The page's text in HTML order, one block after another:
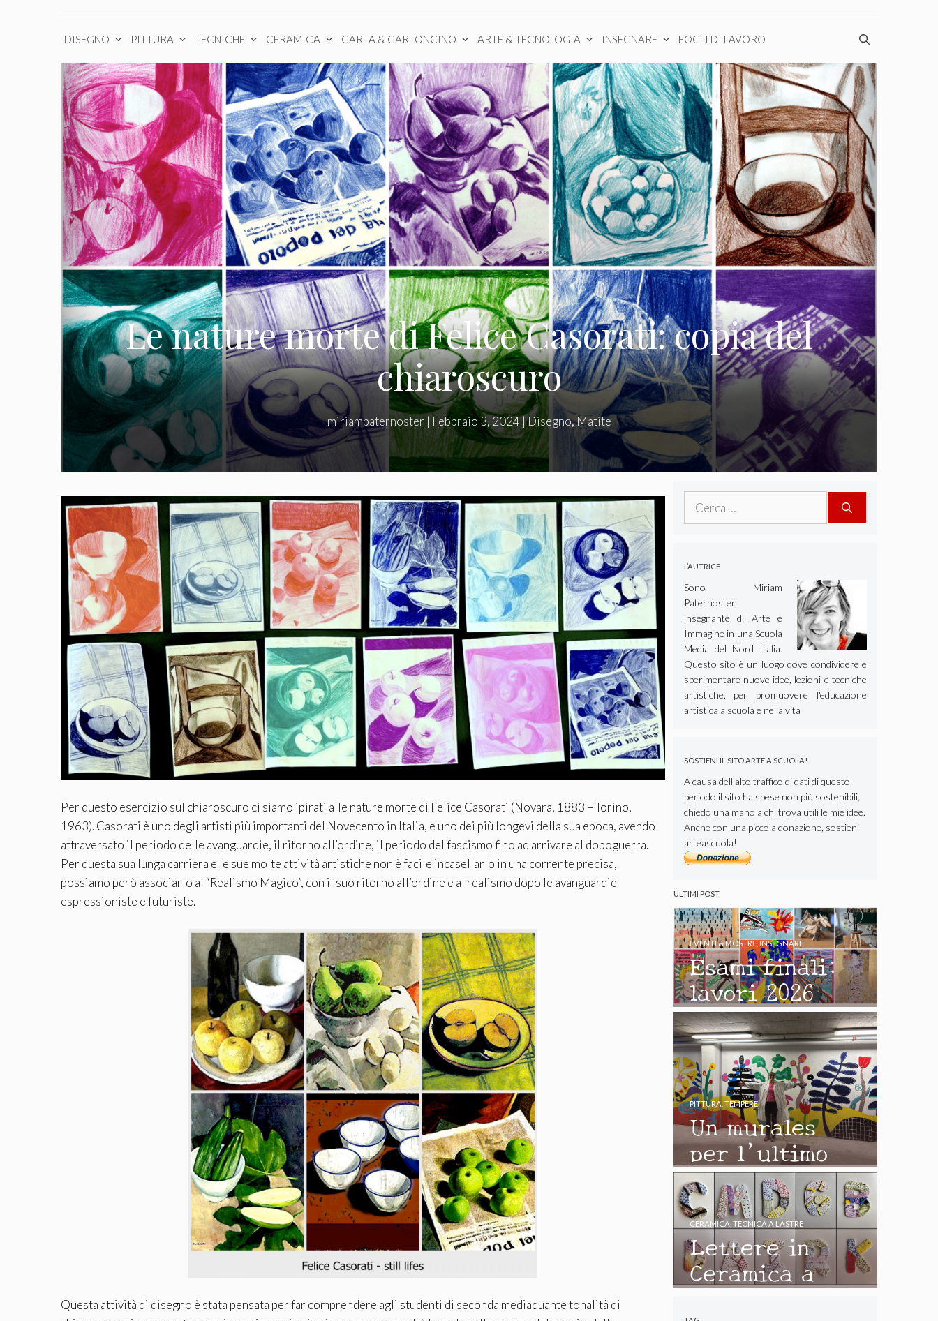
DISEGNO PITTURA TECNICHE CERAMICA CARTA & CARTONCINO ARTE & TECNOLOGIA INSEGNARE FOGLI DI LAVORO
Le nature morte di Felice Casorati: copia del
chiaroscuro
miriampaternoster | Febbraio 3, 2024|Disegno,Matite
Per questo esercizio sul chiaroscuro ci siamo ipirati alle nature morte di Felice Casorati (Novara, 1883 – Torino,
1963). Casorati è uno degli artisti più importanti del Novecento in Italia, e uno dei più longevi della sua epoca, avendo
attraversato il periodo delle avanguardie, il ritorno all’ordine, il periodo del fascismo fino ad arrivare al dopoguerra.
Per questa sua lunga carriera e le sue molte attività artistiche non è facile incasellarlo in una corrente precisa,
possiamo però associarlo al “Realismo Magico”, con il suo ritorno all’ordine e al realismo dopo le avanguardie
espressioniste e futuriste.
Questa attività di disegno è stata pensata per far comprendere agli studenti di seconda mediaquante tonalità di
per:
L’AUTRICE
Sono Miriam
Paternoster,
insegnante di Arte e
Immagine in una Scuola
Media del Nord Italia.
Questo sito è un luogo dove condividere e
sperimentare nuove idee, lezioni e tecniche
artistiche, per promuovere l'educazione
artistica a scuola e nella vita
SOSTIENI IL SITO ARTE A SCUOLA!
A causa dell'alto traffico di dati di questo
periodo il sito ha spese non più sostenibili,
chiedo una mano a chi trova utili le mie idee.
Anche con una piccola donazione, sostieni
arteascuola!
ULTIMI POST
Esami finali:
lavori 2026
EVENTI & MOSTRE, INSEGNARE
Un murales
per l’ultimo
giorno di
scuola
PITTURA TEMPERE
Lettere in
Ceramica a
Lastra:
CERAMICA TECNICA A LASTRE